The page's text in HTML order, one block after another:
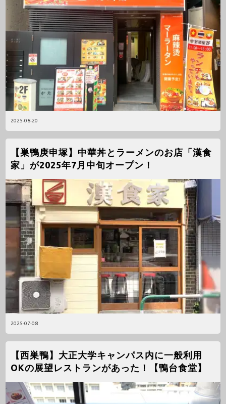
2025-08-20
2025-07-08
【巣鴨庚申塚】中華丼とラーメンのお店「漢食
家」が2025年7月中旬オープン！
【西巣鴨】大正大学キャンパス内に一般利用
OKの展望レストランがあった！【鴨台食堂】